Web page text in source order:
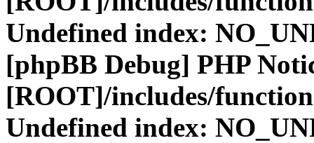
Undefined index:
[phpBB Debug] PHP
[ROOT]/includes/
Undefined index: